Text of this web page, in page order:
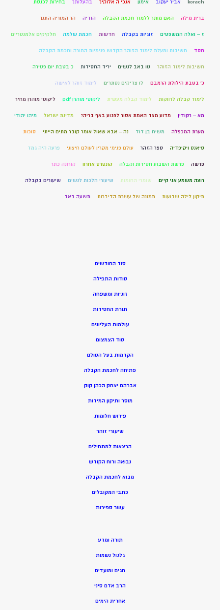
korach אביר יעקוב אימון אנכי ה אלוקיך בהעלותך בחירות לכנסת
ברית מילה האם מותר ללמוד חכמת הקבלה הודיה הר המוריה התנך
ז – ואלה המשפטים זוגיות בקבלה חדשות חכמת שלמה חלקיקים אלמנטריים
חסד חשיבות ומעלת לימוד הזוהר הקדוש פנימיות התורה וחכמת הקבלה
חשיבות לימוד הזוהר טו באב לנשים יריד החסידות כ בטבת יום פטירה
כ' בטבת הילולת הרמבם לו צדיקים נסתרים לימוד זוהר לאישה
לימוד קבלה לרווקות לימוד קבלה מעשית ליקוטי מוהרן pdf ליקוטי מוהרן מחיר
מא – רקודין מדוע מצד האמת אסור לפגוע באף בריה? מדינת ישראל מיהו יהודי
מערת המכפלה משיח בן דוד נה – אבא שאול אומר קובר מתים הייתי סוכות
סיאנס ויקיפדיה ספר הזהר עולם פנימי מקרין לעולם חיצוני פרעה היה גמד
פרשה פרשת השבוע חסידות וקבלה קונטרס אחרון קורונה כתר
רוצה משמע אני קיים שומרי החומות שיעורי הלכות לנשים שיעורים בקבלה
תיקון לילה שבועות תמונה של עשרת הדיברות תשעה באב
סוד החודשים
סודות התפילה
זוגיות ומשפחה
תורת החסידות
עולמות העליונים
סוד הצמצום
הקדמות בעל הסולם
פתיחה לחכמת הקבלה
אברהם יצחק הכהן קוק
מוסר ותיקון המידות
פירוש חלומות
שיעורי זוהר
הרצאות למתחילים
נבואה ורוח הקודש
מבוא לחכמת הקבלה
כתבי המקובלים
עשר ספירות
תורה ומדע
גלגול נשמות
חגים ומועדים
הרב אדם סיני
אחרית הימים